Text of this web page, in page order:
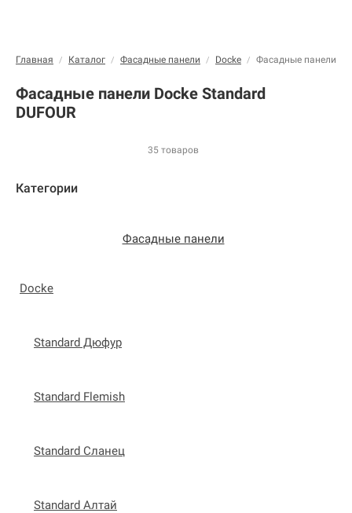
Главная / Каталог / Фасадные панели / Docke / Фасадные панели
Фасадные панели Docke Standard
DUFOUR
35 товаров
Категории
Фасадные панели
Docke
Standard Дюфур
Standard Flemish
Standard Сланец
Standard Алтай